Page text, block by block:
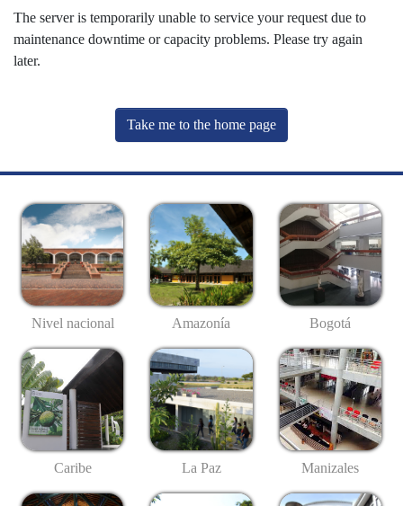
The server is temporarily unable to service your request due to
maintenance downtime or capacity problems. Please try again
later.
Take me to the home page
Nivel nacional Amazonía Bogotá
Caribe La Paz Manizales